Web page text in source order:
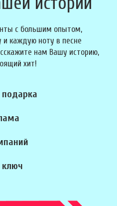
с большим опытом,
каждую ноту в песне
нам Вашу историю,
хит!
ключ